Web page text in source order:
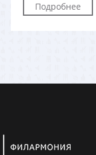
Подробнее